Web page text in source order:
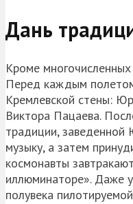
Дань
Кроме
Перед каждым
Кремлевской стены:
Виктора Пацаева.
традиции, заведенной
музыку, а затем
космонавты
иллюминаторе». Даже
полувека